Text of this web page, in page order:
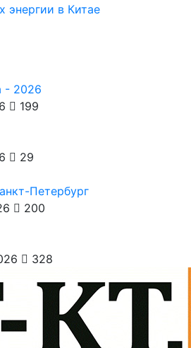
энергии в Китае
- 2026
199
29
Петербург
200
328